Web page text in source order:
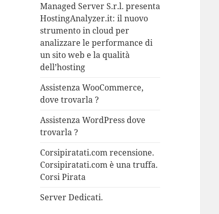
Managed Server S.r.l. presenta
HostingAnalyzer.it: il nuovo
strumento in cloud per
analizzare le performance di
un sito web e la qualità
dell’hosting
Assistenza WooCommerce,
dove trovarla ?
Assistenza WordPress dove
trovarla ?
Corsipiratati.com recensione.
Corsipiratati.com è una truffa.
Corsi Pirata
Server Dedicati.